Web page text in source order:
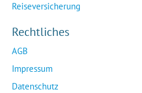
Reiseversicherung
Rechtliches
AGB
Impressum
Datenschutz